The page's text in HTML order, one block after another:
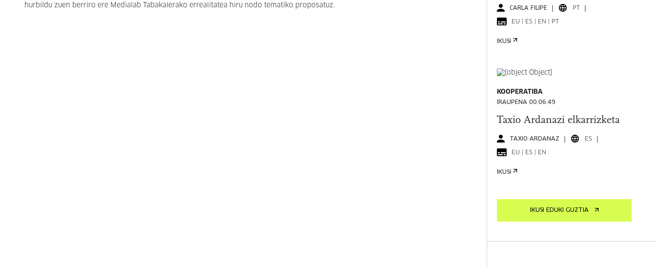
hurbildu zuen berriro ere Medialab Tabakalerako errealitatea hiru nodo tematiko proposatuz.
CARLA FILIPE PT
EU | ES | EN | PT
IKUSI
KOOPERATIBA
IRAUPENA 00:06:49
Taxio Ardanazi elkarrizketa
TAXIO ARDANAZ ES
EU | ES | EN
IKUSI
IKUSI EDUKI GUZTIA